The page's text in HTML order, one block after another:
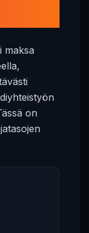
maksa
on